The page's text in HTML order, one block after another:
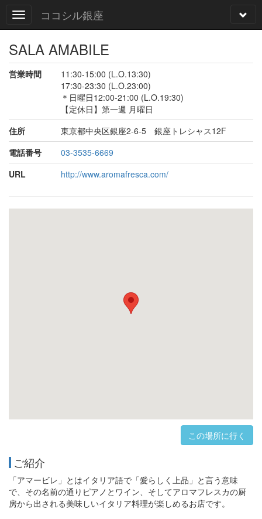
ココシル銀座
SALA AMABILE
営業時間
11:30-15:00 (L.O.13:30)
17:30-23:30 (L.O.23:00)
＊日曜日12:00-21:00 (L.O.19:30)
【定休日】第一週 月曜日
住所
東京都中央区銀座2-6-5 銀座トレシャス12F
電話番号
03-3535-6669
URL
http://www.aromafresca.com/
この場所に行く
ご紹介
「アマービレ」とはイタリア語で「愛らしく上品」と言う意味
で、その名前の通りピアノとワイン、そしてアロマフレスカの厨
房から出される美味しいイタリア料理が楽しめるお店です。